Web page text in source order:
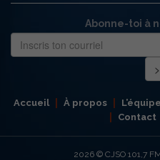
Abonne-toi à
Accueil À propos L’équipe
Contact
2026 © CJSO 101,7